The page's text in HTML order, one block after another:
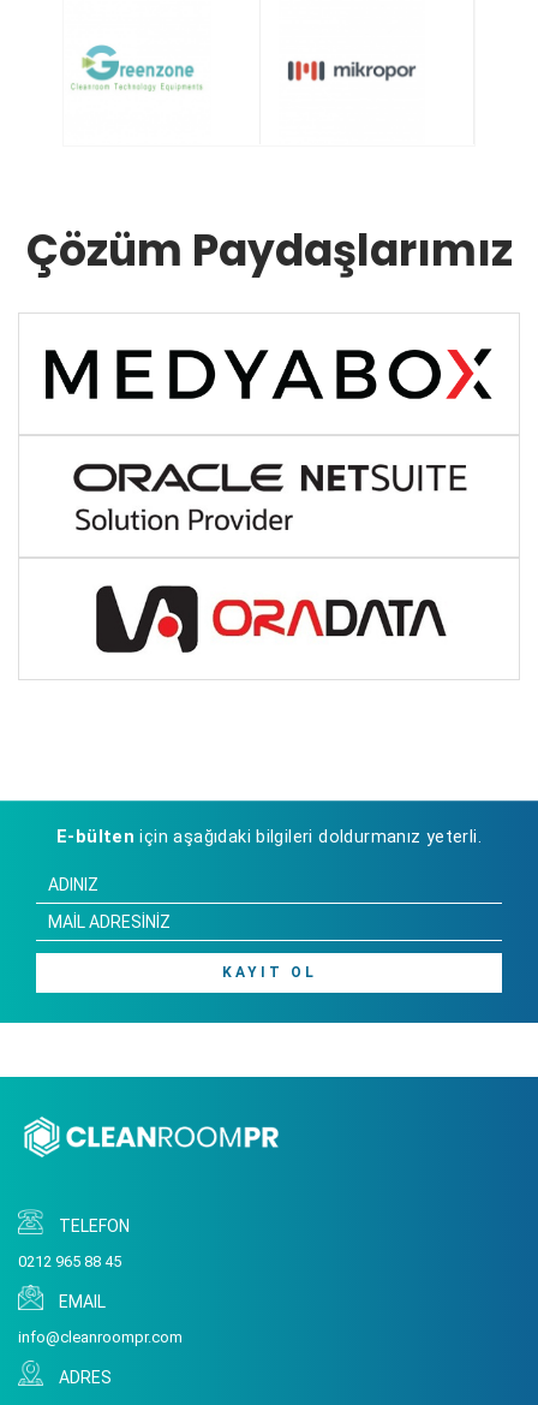
Çözüm Paydaşlarımız
E-bülten için aşağıdaki bilgileri doldurmanız yeterli.
KAYIT OL
TELEFON
0212 965 88 45
EMAIL
info@cleanroompr.com
ADRES